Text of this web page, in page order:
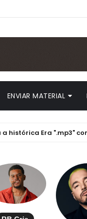
ENVIAR MATERIAL
Era ".mp3" com